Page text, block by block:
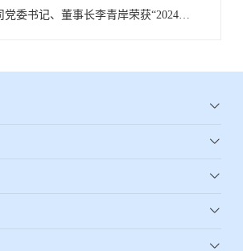
青岸受邀参加中交滨江广场首批企业入
党委书记、董事长李青岸荣获“2024年